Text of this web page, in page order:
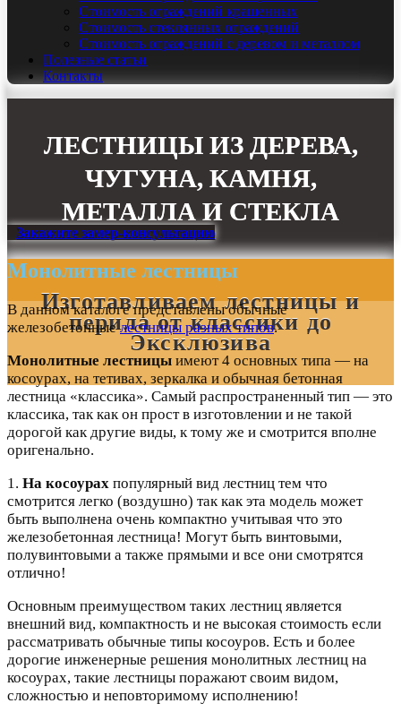
Стоимость ограждений крашенных
Стоимость стеклянных ограждений
Стоимость ограждений с деревом и металлом
Полезные статьи
Контакты
ЛЕСТНИЦЫ ИЗ ДЕРЕВА,
ЧУГУНА, КАМНЯ,
МЕТАЛЛА И СТЕКЛА
Изготавливаем лестницы и
перила от классики до
Эксклюзива
Закажите замер-консультацию
Монолитные лестницы
В данном каталоге представлены обычные
железобетонныелестницы разных типов.
Монолитные лестницы имеют 4 основных типа — на
косоурах, на тетивах, зеркалка и обычная бетонная
лестница «классика». Самый распространенный тип — это
классика, так как он прост в изготовлении и не такой
дорогой как другие виды, к тому же и смотрится вполне
оригенально.
1. На косоурах популярный вид лестниц тем что
смотрится легко (воздушно) так как эта модель может
быть выполнена очень компактно учитывая что это
железобетонная лестница! Могут быть винтовыми,
полувинтовыми а также прямыми и все они смотрятся
отлично!
Основным преимуществом таких лестниц является
внешний вид, компактность и не высокая стоимость если
рассматривать обычные типы косоуров. Есть и более
дорогие инженерные решения монолитных лестниц на
косоурах, такие лестницы поражают своим видом,
сложностью и неповторимому исполнению!